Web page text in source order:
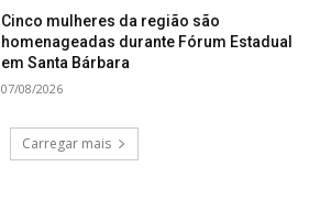
Cinco mulheres da região são
homenageadas durante Fórum Estadual
em Santa Bárbara
07/08/2026
Carregar mais